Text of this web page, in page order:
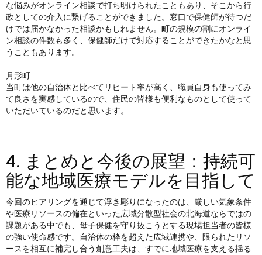
な悩みがオンライン相談で打ち明けられたこともあり、そこから行
政としての介入に繋げることができました。窓口で保健師が待つだ
けでは届かなかった相談かもしれません。町の規模の割にオンライ
ン相談の件数も多く、保健師だけで対応することができたかなと思
うこともあります。
月形町
当町は他の自治体と比べてリピート率が高く、職員自身も使ってみ
て良さを実感しているので、住民の皆様も便利なものとして使って
いただいているのだと思います。
4. まとめと今後の展望：持続可
能な地域医療モデルを目指して
今回のヒアリングを通じて浮き彫りになったのは、厳しい気象条件
や医療リソースの偏在といった広域分散型社会の北海道ならではの
課題がある中でも、母子保健を守り抜こうとする現場担当者の皆様
の強い使命感です。自治体の枠を超えた広域連携や、限られたリソ
ースを相互に補完し合う創意工夫は、すでに地域医療を支える揺る